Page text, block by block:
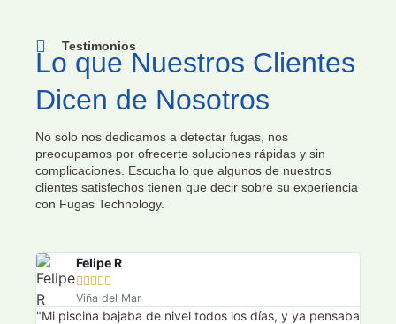
Testimonios
Lo que Nuestros Clientes
Dicen de Nosotros
No solo nos dedicamos a detectar fugas, nos
preocupamos por ofrecerte soluciones rápidas y sin
complicaciones. Escucha lo que algunos de nuestros
clientes satisfechos tienen que decir sobre su experiencia
con Fugas Technology.
Felipe R

Viña del Mar
"Mi piscina bajaba de nivel todos los días, y ya pensaba